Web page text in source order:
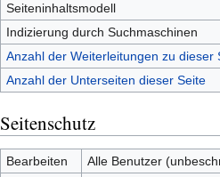
Seiteninhaltsmodell
Indizierung durch Suchmaschinen
Anzahl der Weiterleitungen zu dieser
Anzahl der Unterseiten dieser Seite
Seitenschutz
Bearbeiten
Alle Benutzer